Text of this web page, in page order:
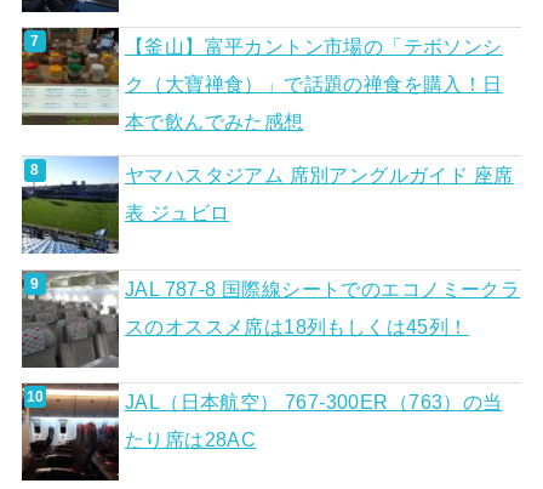
【釜山】富平カントン市場の「テボソンシ
ク（大寶禅食）」で話題の禅食を購入！日
本で飲んでみた感想
ヤマハスタジアム 席別アングルガイド 座席
表 ジュビロ
JAL 787-8 国際線シートでのエコノミークラ
スのオススメ席は18列もしくは45列！
JAL（日本航空） 767-300ER（763）の当
たり席は28AC